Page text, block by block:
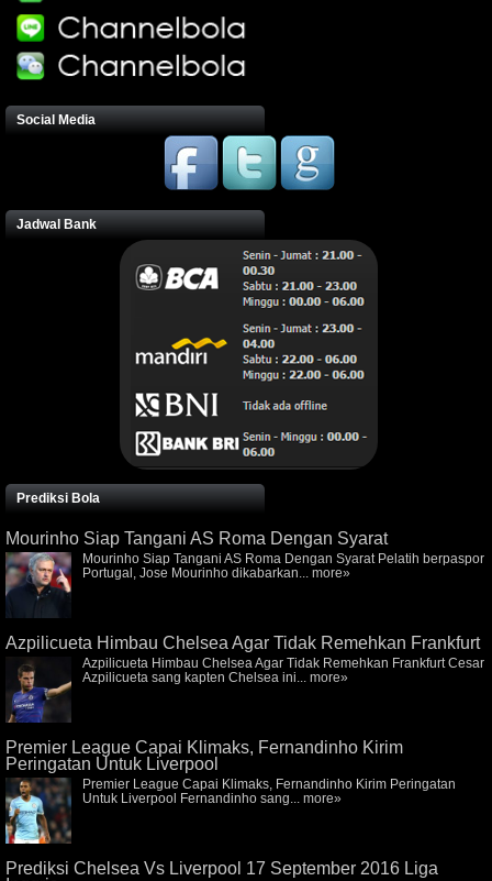
Social Media
Jadwal Bank
Prediksi Bola
Mourinho Siap Tangani AS Roma Dengan Syarat
Mourinho Siap Tangani AS Roma Dengan Syarat Pelatih berpaspor
Portugal, Jose Mourinho dikabarkan... more»
Azpilicueta Himbau Chelsea Agar Tidak Remehkan Frankfurt
Azpilicueta Himbau Chelsea Agar Tidak Remehkan Frankfurt Cesar
Azpilicueta sang kapten Chelsea ini... more»
Premier League Capai Klimaks, Fernandinho Kirim
Peringatan Untuk Liverpool
Premier League Capai Klimaks, Fernandinho Kirim Peringatan
Untuk Liverpool Fernandinho sang... more»
Prediksi Chelsea Vs Liverpool 17 September 2016 Liga